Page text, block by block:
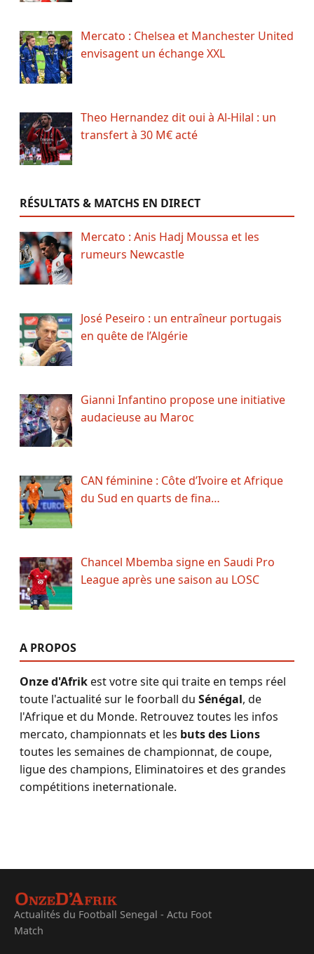
Mercato : Chelsea et Manchester United
envisagent un échange XXL
Theo Hernandez dit oui à Al-Hilal : un
transfert à 30 M€ acté
RÉSULTATS & MATCHS EN DIRECT
Mercato : Anis Hadj Moussa et les
rumeurs Newcastle
José Peseiro : un entraîneur portugais
en quête de l’Algérie
Gianni Infantino propose une initiative
audacieuse au Maroc
CAN féminine : Côte d’Ivoire et Afrique
du Sud en quarts de fina…
Chancel Mbemba signe en Saudi Pro
League après une saison au LOSC
A PROPOS
Onze d'Afrikest votre site qui traite en temps réel
toute l'actualité sur le foorball du Sénégal, de
l'Afrique et du Monde. Retrouvez toutes les infos
mercato, championnats et les buts des Lions
toutes les semaines de championnat, de coupe,
ligue des champions, Eliminatoires et des grandes
compétitions ineternationale.
Actualités du Football Senegal - Actu Foot
Match